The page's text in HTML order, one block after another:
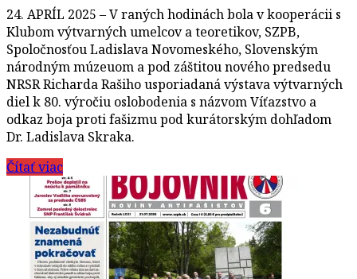
24. APRÍL 2025 – V raných hodinách bola v kooperácii s
Klubom výtvarných umelcov a teoretikov, SZPB,
Spoločnosťou Ladislava Novomeského, Slovenským
národným múzeuom a pod záštitou nového predsedu
NRSR Richarda Rašiho usporiadaná výstava výtvarných
diel k 80. výročiu oslobodenia s názvom Víťazstvo a
odkaz boja proti fašizmu pod kurátorským dohľadom
Dr. Ladislava Skraka.
Čítať viac